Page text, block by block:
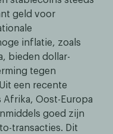
geld voor
inflatie, zoals
bieden dollar-
tegen
een recente
Afrika, Oost-Europa
goed zijn
transacties. Dit